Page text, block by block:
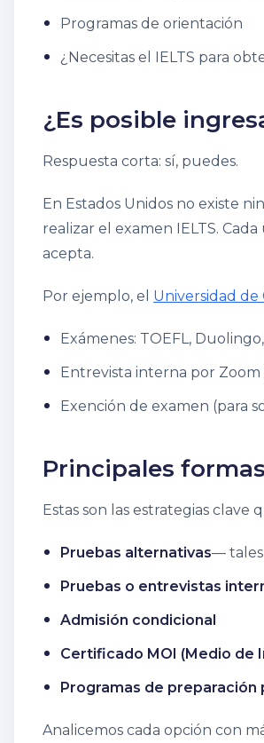
Programas de orientación
¿Necesitas el IELTS para
¿Es posible
Respuesta corta: sí, puedes.
En Estados Unidos no existe
realizar el examen IELTS.
acepta.
Por ejemplo, el Universidad de
Exámenes: TOEFL,
Entrevista interna por Zoom
Exención de examen (para
Principales
Estas son las estrategias
Pruebas alternativas— tales
Pruebas o entrevistas
Admisión condicional
Certificado MOI (Medio de
Programas de
Analicemos cada opción con